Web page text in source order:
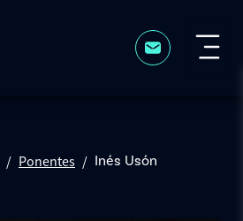
Ponentes Inés Usón